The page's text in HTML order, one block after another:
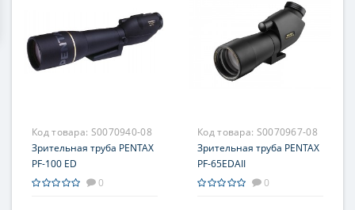
Код товара: S0070940-08
Зрительная труба PENTAX
PF-100 ED
0
Код товара: S0070967-08
Зрительная труба PENTAX
PF-65EDAII
0